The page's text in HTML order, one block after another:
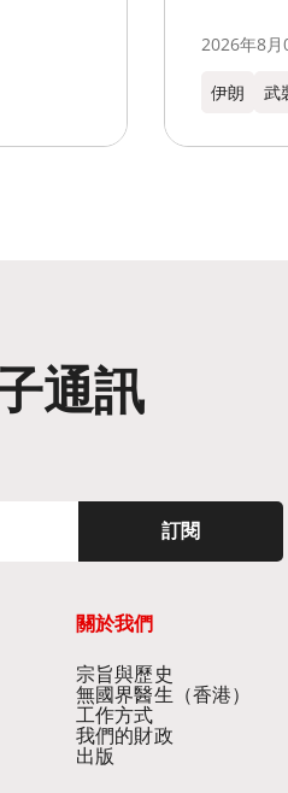
2026年8月
伊朗 武
通訊
訂閱
關於我們
宗旨與歷史​
無國界醫生（香港）​
工作方式
我們的財政
出版